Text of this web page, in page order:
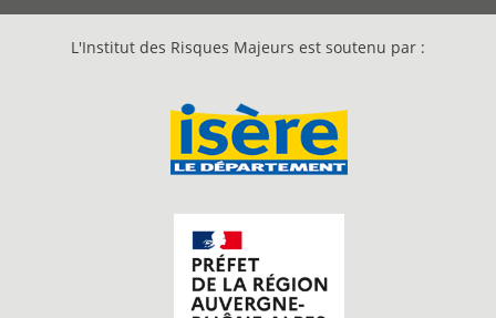
L'Institut des Risques Majeurs est soutenu par :